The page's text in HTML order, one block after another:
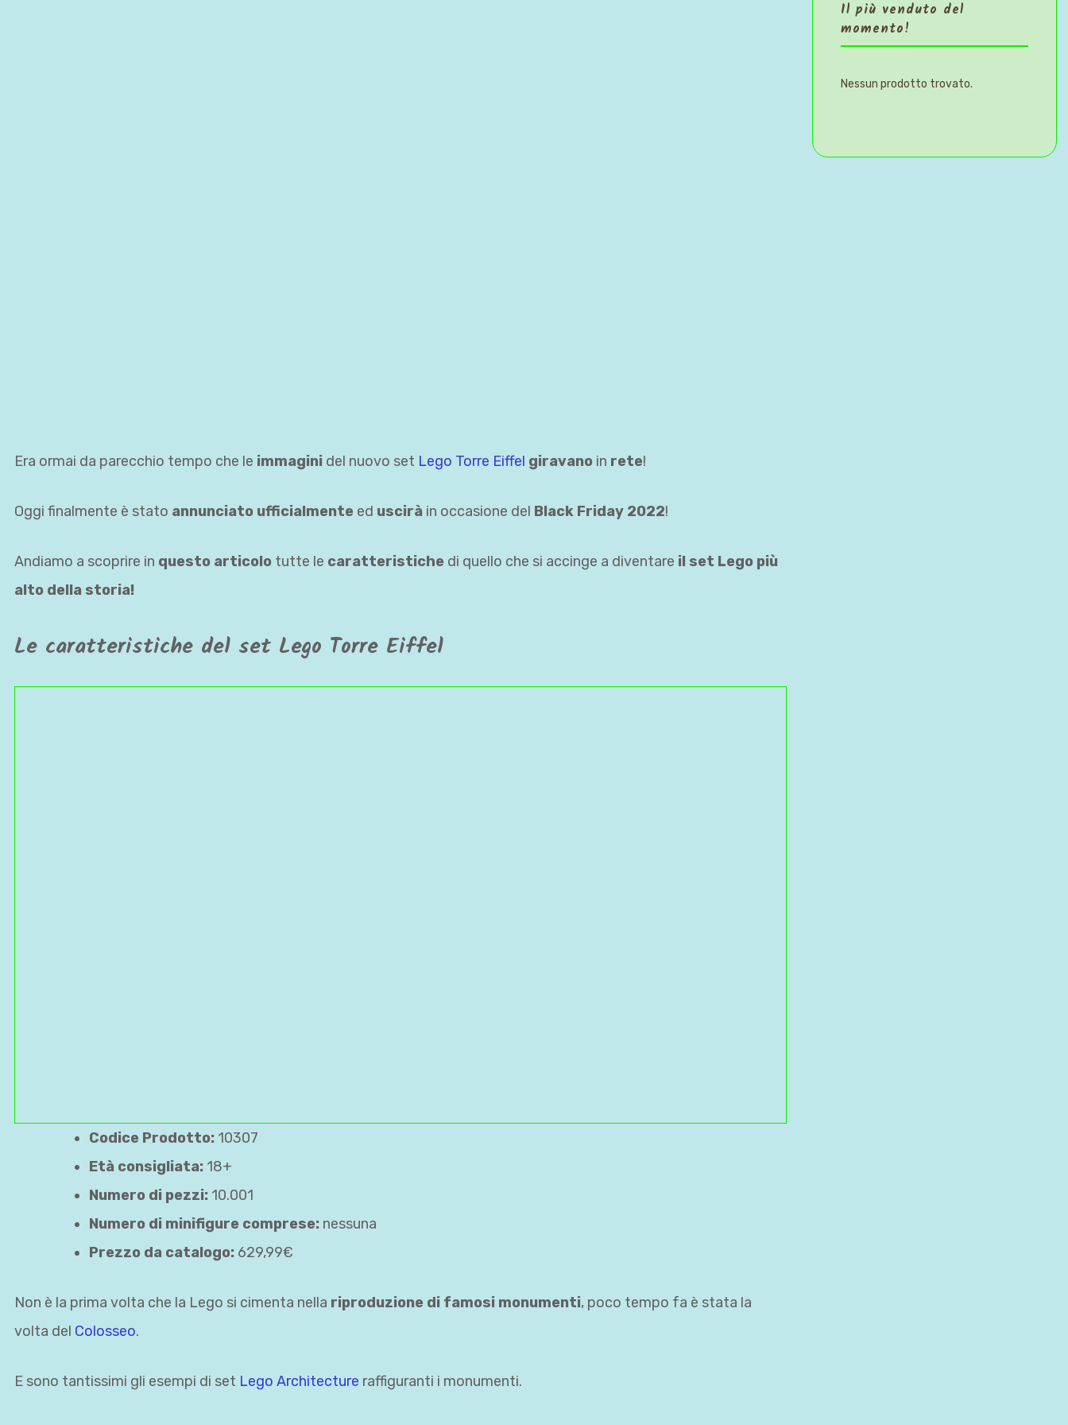
Era ormai da parecchio tempo che le immagini del nuovo set Lego Torre Eiffel giravano in rete!
Oggi finalmente è stato annunciato ufficialmente ed uscirà in occasione del Black Friday 2022!
Andiamo a scoprire in questo articolo tutte le caratteristiche di quello che si accinge a diventare il set Lego più
alto della storia!
Le caratteristiche del set Lego Torre Eiffel
Codice Prodotto: 10307
Età consigliata: 18+
Numero di pezzi: 10.001
Numero di minifigure comprese: nessuna
Prezzo da catalogo: 629,99€
Non è la prima volta che la Lego si cimenta nella riproduzione di famosi monumenti, poco tempo fa è stata la
volta del Colosseo.
E sono tantissimi gli esempi di set Lego Architecture raffiguranti i monumenti.
Il più venduto del
momento!
Nessun prodotto trovato.